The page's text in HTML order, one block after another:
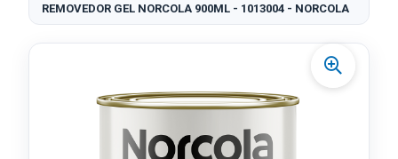
REMOVEDOR GEL NORCOLA 900ML - 1013004 - NORCOLA